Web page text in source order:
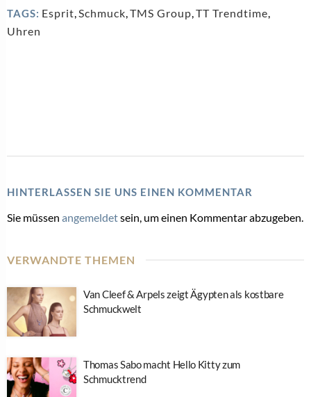
TAGS: Esprit,Schmuck,TMS Group,TT Trendtime,
Uhren
HINTERLASSEN SIE UNS EINEN KOMMENTAR
Sie müssen angemeldetsein, um einen Kommentar abzugeben.
VERWANDTE THEMEN
Van Cleef & Arpels zeigt Ägypten als kostbare
Schmuckwelt
Thomas Sabo macht Hello Kitty zum
Schmucktrend